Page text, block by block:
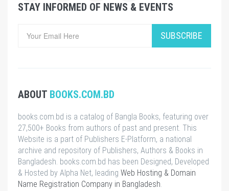
STAY INFORMED OF NEWS & EVENTS
SUBSCRIBE
ABOUT BOOKS.COM.BD
books.com.bd is a catalog of Bangla Books, featuring over
27,500+ Books from authors of past and present. This
Website is a part of Publishers E-Platform, a national
archive and repository of Publishers, Authors & Books in
Bangladesh. books.com.bd has been Designed, Developed
& Hosted by Alpha Net, leading Web Hosting & Domain
Name Registration Company in Bangladesh.